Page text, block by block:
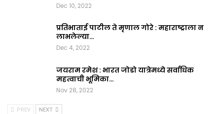
Dec 10, 2022
प्रतिभाताई पाटील ते मृणाल गोरे : महाराष्ट्राला न
लाभलेल्या…
Dec 4, 2022
जयराम रमेश : भारत जोडो यात्रेमध्ये सर्वाधिक
महत्वाची भूमिका…
Nov 28, 2022
PREV NEXT